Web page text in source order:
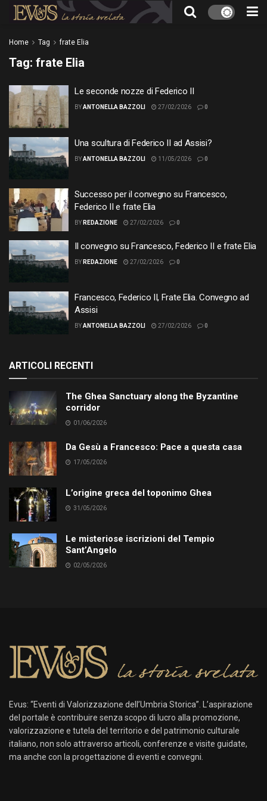
Home Tag frate Elia
Tag: frate Elia
Le seconde nozze di Federico II
BYANTONELLA BAZZOLI 27/02/2026 0
Una scultura di Federico II ad Assisi?
BYANTONELLA BAZZOLI 11/05/2026 0
Successo per il convegno su Francesco,
Federico II e frate Elia
BY REDAZIONE 27/02/2026 0
Il convegno su Francesco, Federico II e frate Elia
BY REDAZIONE 27/02/2026 0
Francesco, Federico II, Frate Elia. Convegno ad
Assisi
BYANTONELLA BAZZOLI 27/02/2026 0
ARTICOLI RECENTI
The Ghea Sanctuary along the Byzantine
corridor
01/06/2026
Da Gesù a Francesco: Pace a questa casa
17/05/2026
L’origine greca del toponimo Ghea
31/05/2026
Le misteriose iscrizioni del Tempio
Sant’Angelo
02/05/2026
Evus: “Eventi di Valorizzazione dell’Umbria Storica”. L’aspirazione
del portale è contribuire senza scopo di lucro alla promozione,
valorizzazione e tutela del territorio e del patrimonio culturale
italiano, non solo attraverso articoli, conferenze e visite guidate,
ma anche con la progettazione di eventi e convegni.